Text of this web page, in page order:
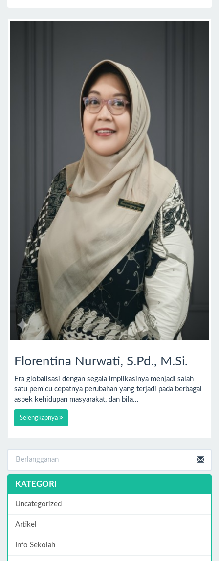
Florentina Nurwati, S.Pd., M.Si.
Era globalisasi dengan segala implikasinya menjadi salah
satu pemicu cepatnya perubahan yang terjadi pada berbagai
aspek kehidupan masyarakat, dan bila…
Selengkapnya
KATEGORI
Uncategorized
Artikel
Info Sekolah